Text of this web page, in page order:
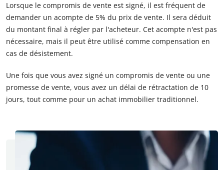
Lorsque le compromis de vente est signé, il est fréquent de
demander un acompte de 5% du prix de vente. Il sera déduit
du montant final à régler par l'acheteur. Cet acompte n'est pas
nécessaire, mais il peut être utilisé comme compensation en
cas de désistement.
Une fois que vous avez signé un compromis de vente ou une
promesse de vente, vous avez un délai de rétractation de 10
jours, tout comme pour un achat immobilier traditionnel.